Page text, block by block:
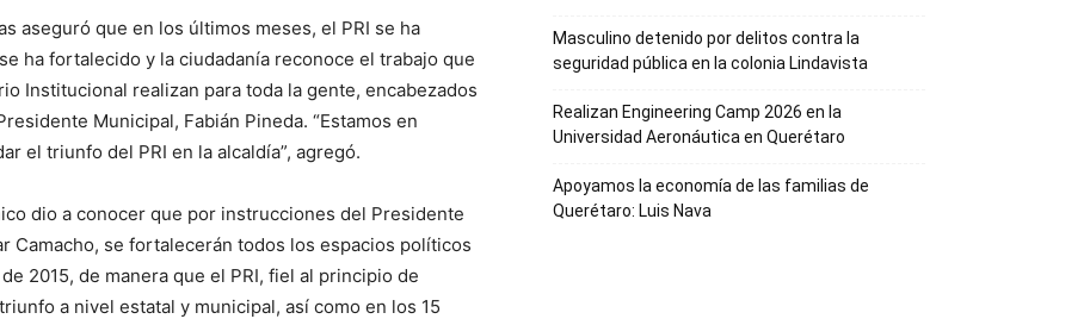
aseguró que en los últimos meses, el PRI se ha
ha fortalecido y la ciudadanía reconoce el trabajo que
Institucional realizan para toda la gente, encabezados
Municipal, Fabián Pineda. “Estamos en
el triunfo del PRI en la alcaldía”, agregó.
dio a conocer que por instrucciones del Presidente
Camacho, se fortalecerán todos los espacios políticos
2015, de manera que el PRI, fiel al principio de
a nivel estatal y municipal, así como en los 15
Masculino detenido por delitos contra la
seguridad pública en la colonia Lindavista
Realizan Engineering Camp 2026 en la
Universidad Aeronáutica en Querétaro
Apoyamos la economía de las familias de
Querétaro: Luis Nava